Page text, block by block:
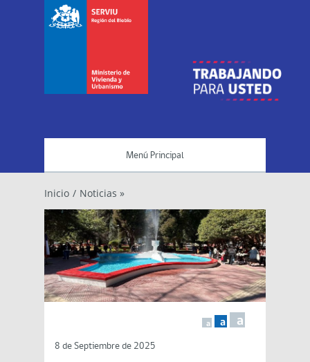
Menú Principal
Inicio / Noticias »
a a a
8 de Septiembre de 2025